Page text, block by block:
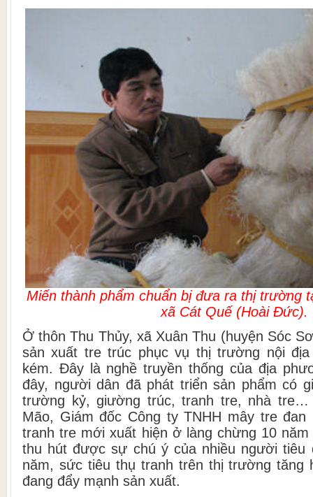
Miến thành phẩm chuẩn bị đưa ra thị trường
xã Cát Quế (Hoài Đức).
Ở thôn Thu Thủy, xã Xuân Thu (huyện Sóc
sản xuất tre trúc phục vụ thị trường nội
kém. Đây là nghề truyền thống của địa
đây, người dân đã phát triển sản phẩm có
trường kỷ, giường trúc, tranh tre, nhà tre…
Mão, Giám đốc Công ty TNHH mây tre đan
tranh tre mới xuất hiện ở làng chừng 10
thu hút được sự chú ý của nhiều người tiêu
năm, sức tiêu thụ tranh trên thị trường tăng
đang đẩy mạnh sản xuất.